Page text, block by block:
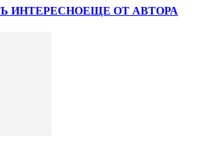
ИНТЕРЕСНОЕЩЕ ОТ АВТОРА